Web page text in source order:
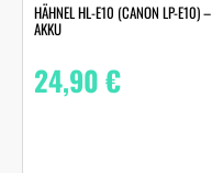
HÄHNEL HL-E10 (CANON LP-E10) –
AKKU
24,90€